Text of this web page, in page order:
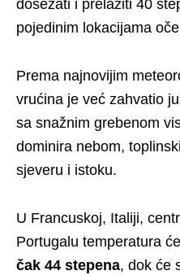
dosezati i prelaziti 40
pojedinim lokacijama
Prema najnovijim
vrućina je već zahvatio
sa snažnim grebenom
dominira nebom,
sjeveru i istoku.
U Francuskoj, Italiji,
Portugalu temperatura
čak 44 stepena, dok će